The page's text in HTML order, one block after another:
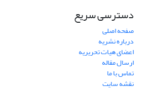
دسترسی سریع
صفحه اصلی
درباره نشریه
اعضای هیات تحریریه
ارسال مقاله
تماس با ما
نقشه سایت